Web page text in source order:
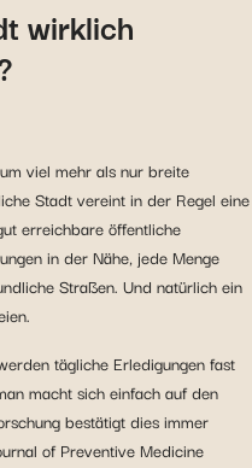
wirklich
viel mehr als nur breite
Stadt vereint in der Regel eine
erreichbare öffentliche
in der Nähe, jede Menge
Straßen. Und natürlich ein
tägliche Erledigungen fast
macht sich einfach auf den
bestätigt dies immer
of Preventive Medicine